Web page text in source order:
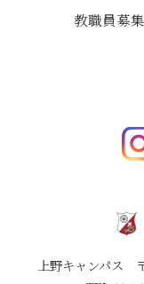
教職員募集
上野キャンパス